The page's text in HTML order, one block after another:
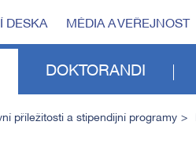
DESKA MÉDIA A VEŘEJNOST
DOKTORANDI
příležitosti a stipendijní programy